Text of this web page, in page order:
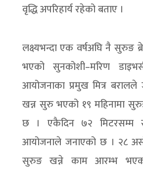
वृद्धि अपरिहार्य रहेको बताए ।
लक्ष्यभन्दा एक वर्षअघि नै सुरुङ
भएको सुनकोशी–मरिण
आयोजनाका प्रमुख मित्र बरालले
खन्न सुरु भएको १९ महिनामा
छ । एकैदिन ७२ मिटरसम्म
आयोजनाले जनाएको छ । २८
सुरुङ खन्ने काम आरम्भ